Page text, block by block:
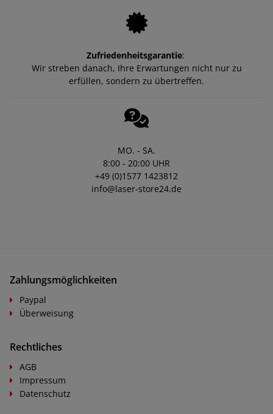
Zufriedenheitsgarantie:
Wir streben danach, Ihre Erwartungen nicht nur zu
erfüllen, sondern zu übertreffen.
MO. - SA.
8:00 - 20:00 UHR
+49 (0)1577 1423812
info@laser-store24.de
Rechtliches
AGB
Impressum
Datenschutz
Zahlungsmöglichkeiten
Paypal
Überweisung